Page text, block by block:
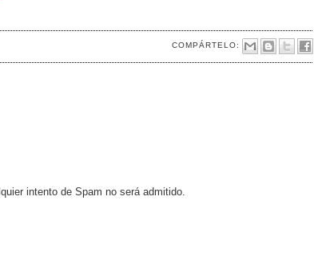
COMPÁRTELO:
intento de Spam no será admitido.